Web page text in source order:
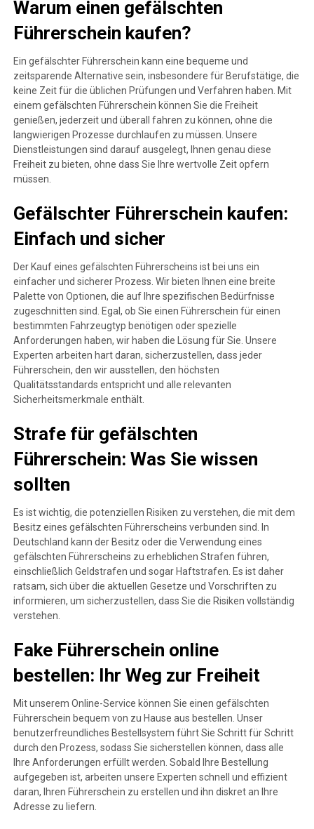
Warum einen gefälschten
Führerschein kaufen?
Ein gefälschter Führerschein kann eine bequeme und
zeitsparende Alternative sein, insbesondere für Berufstätige, die
keine Zeit für die üblichen Prüfungen und Verfahren haben. Mit
einem gefälschten Führerschein können Sie die Freiheit
genießen, jederzeit und überall fahren zu können, ohne die
langwierigen Prozesse durchlaufen zu müssen. Unsere
Dienstleistungen sind darauf ausgelegt, Ihnen genau diese
Freiheit zu bieten, ohne dass Sie Ihre wertvolle Zeit opfern
müssen.
Gefälschter Führerschein kaufen:
Einfach und sicher
Der Kauf eines gefälschten Führerscheins ist bei uns ein
einfacher und sicherer Prozess. Wir bieten Ihnen eine breite
Palette von Optionen, die auf Ihre spezifischen Bedürfnisse
zugeschnitten sind. Egal, ob Sie einen Führerschein für einen
bestimmten Fahrzeugtyp benötigen oder spezielle
Anforderungen haben, wir haben die Lösung für Sie. Unsere
Experten arbeiten hart daran, sicherzustellen, dass jeder
Führerschein, den wir ausstellen, den höchsten
Qualitätsstandards entspricht und alle relevanten
Sicherheitsmerkmale enthält.
Strafe für gefälschten
Führerschein: Was Sie wissen
sollten
Es ist wichtig, die potenziellen Risiken zu verstehen, die mit dem
Besitz eines gefälschten Führerscheins verbunden sind. In
Deutschland kann der Besitz oder die Verwendung eines
gefälschten Führerscheins zu erheblichen Strafen führen,
einschließlich Geldstrafen und sogar Haftstrafen. Es ist daher
ratsam, sich über die aktuellen Gesetze und Vorschriften zu
informieren, um sicherzustellen, dass Sie die Risiken vollständig
verstehen.
Fake Führerschein online
bestellen: Ihr Weg zur Freiheit
Mit unserem Online-Service können Sie einen gefälschten
Führerschein bequem von zu Hause aus bestellen. Unser
benutzerfreundliches Bestellsystem führt Sie Schritt für Schritt
durch den Prozess, sodass Sie sicherstellen können, dass alle
Ihre Anforderungen erfüllt werden. Sobald Ihre Bestellung
aufgegeben ist, arbeiten unsere Experten schnell und effizient
daran, Ihren Führerschein zu erstellen und ihn diskret an Ihre
Adresse zu liefern.